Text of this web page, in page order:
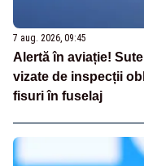
7 aug. 2026, 09:45
Alertă în aviație!
vizate de inspecții
fisuri în fuselaj